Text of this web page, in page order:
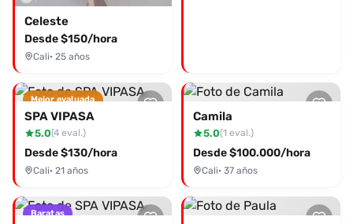
Celeste
Desde $150/hora
Cali· 25 años
Mejor evaluada
SPA VIPASA
5.0(4 eval.)
Desde $130/hora
Cali· 21 años
Camila
5.0(1 eval.)
Desde $100.000/hora
Cali· 37 años
Baratas